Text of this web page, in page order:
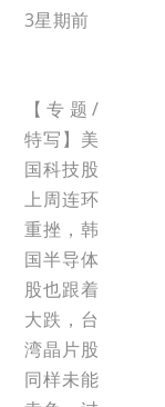
3星期前
【专题/
特写】美
国科技股
上周连环
重挫，韩
国半导体
股也跟着
大跌，台
湾晶片股
同样未能